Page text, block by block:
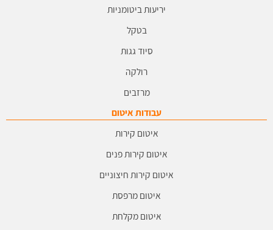
יריעות ביטומניות
בטקל
סיוד גגות
רולקה
מרזבים
עבודות איטום
איטום קירות
איטום קירות פנים
איטום קירות חיצוניים
איטום מרפסת
איטום מקלחת